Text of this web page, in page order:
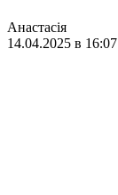
Анастасія
14.04.2025 в 16:07